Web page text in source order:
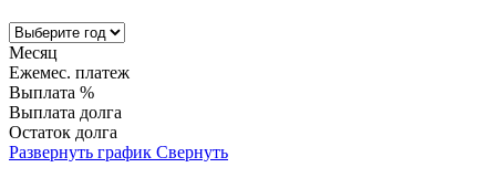
Месяц
Ежемес. платеж
Выплата %
Выплата долга
Остаток долга
Развернуть график Свернуть